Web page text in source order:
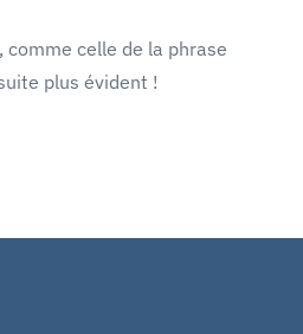
comme celle de la phrase
plus évident !